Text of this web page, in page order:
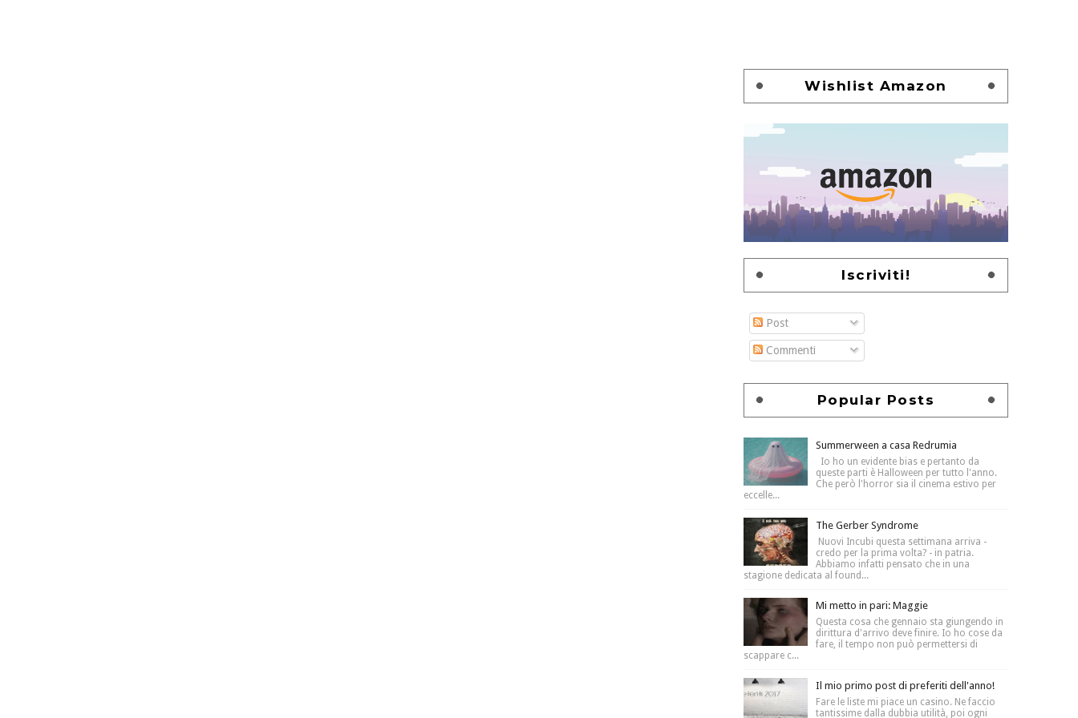
Wishlist Amazon
Iscriviti!
Post
Commenti
Popular Posts
Summerween a casa Redrumia
Io ho un evidente bias e pertanto da
queste parti è Halloween per tutto l'anno.
Che però l'horror sia il cinema estivo per
eccelle...
The Gerber Syndrome
Nuovi Incubi questa settimana arriva -
credo per la prima volta? - in patria.
Abbiamo infatti pensato che in una
stagione dedicata al found...
Mi metto in pari: Maggie
Questa cosa che gennaio sta giungendo in
dirittura d'arrivo deve finire. Io ho cose da
fare, il tempo non può permettersi di
scappare c...
Il mio primo post di preferiti dell'anno!
Fare le liste mi piace un casino. Ne faccio
tantissime dalla dubbia utilità, poi ogni